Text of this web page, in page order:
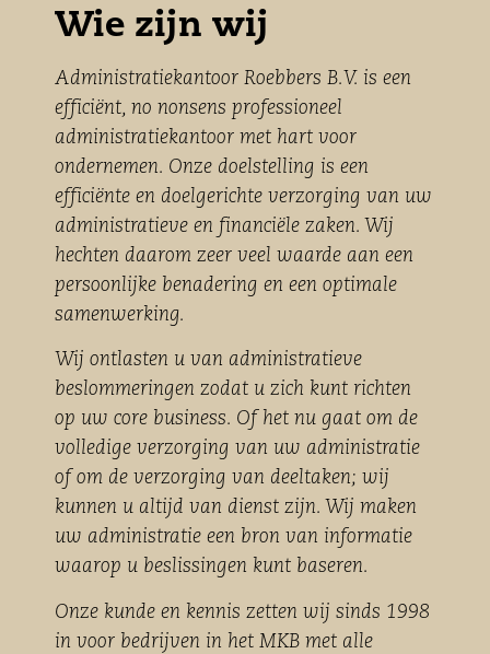
Wie zijn wij
Administratiekantoor Roebbers B.V. is een
efficiënt, no nonsens professioneel
administratiekantoor met hart voor
ondernemen. Onze doelstelling is een
efficiënte en doelgerichte verzorging van uw
administratieve en financiële zaken. Wij
hechten daarom zeer veel waarde aan een
persoonlijke benadering en een optimale
samenwerking.
Wij ontlasten u van administratieve
beslommeringen zodat u zich kunt richten
op uw core business. Of het nu gaat om de
volledige verzorging van uw administratie
of om de verzorging van deeltaken; wij
kunnen u altijd van dienst zijn. Wij maken
uw administratie een bron van informatie
waarop u beslissingen kunt baseren.
Onze kunde en kennis zetten wij sinds 1998
in voor bedrijven in het MKB met alle